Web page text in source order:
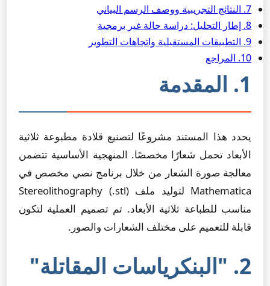
7. النتائج التجريبية ووصف الرسم البياني
8. إطار التحليل: دراسة حالة غير برمجية
9. التطبيقات المستقبلية واتجاهات التطوير
10. المراجع
1. المقدمة
يحدد هذا المستند مشروعًا لتصنيع قلادة مطبوعة ثلاثية
الأبعاد تحمل شعارًا مخصصًا. المنهجية الأساسية تتضمن
معالجة صورة الشعار من خلال برنامج نصي مخصص في
Mathematica لتوليد ملف Stereolithography (.stl)
مناسب للطباعة ثلاثية الأبعاد. تم تصميم العملية لتكون
قابلة للتعميم على مختلف الشعارات والصور.
2. "البنكرياسات المقاتلة"